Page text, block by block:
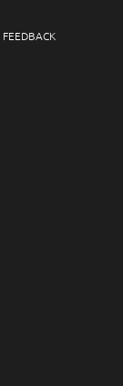
FEEDBACK